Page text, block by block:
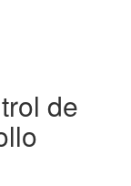
de